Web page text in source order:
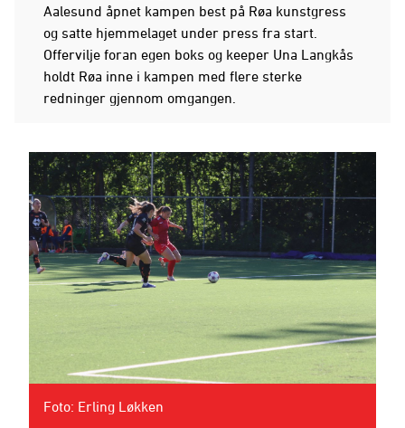
Aalesund åpnet kampen best på Røa kunstgress
og satte hjemmelaget under press fra start.
Offervilje foran egen boks og keeper Una Langkås
holdt Røa inne i kampen med flere sterke
redninger gjennom omgangen.
Foto: Erling Løkken